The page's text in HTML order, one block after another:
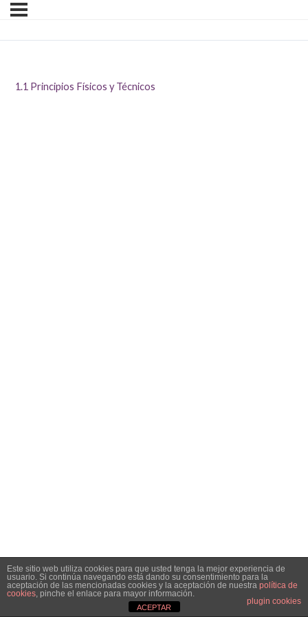
1.1 Principios Físicos y Técnicos
Este sitio web utiliza cookies para que usted tenga la mejor experiencia de
usuario. Si continúa navegando está dando su consentimiento para la
aceptación de las mencionadas cookies y la aceptación de nuestra política de
cookies, pinche el enlace para mayor información.
plugin cookies
ACEPTAR